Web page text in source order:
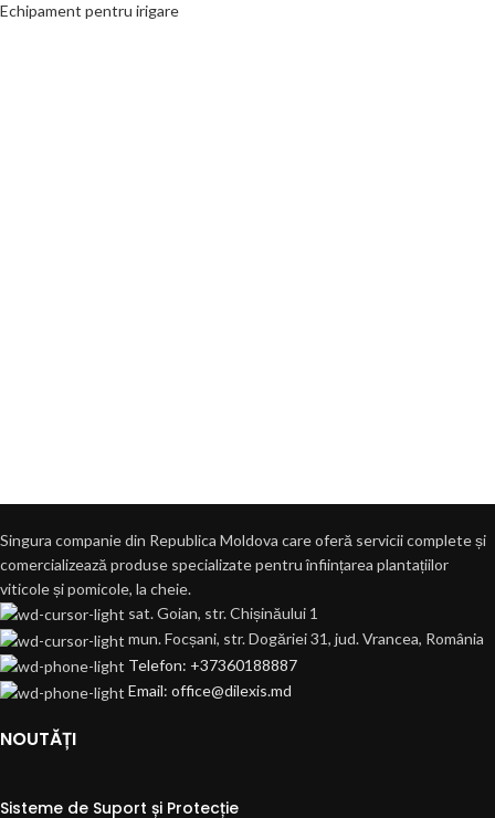
Echipament pentru irigare
Singura companie din Republica Moldova care oferă servicii complete și
comercializează produse specializate pentru înființarea plantațiilor
viticole și pomicole, la cheie.
sat. Goian, str. Chișinăului 1
mun. Focșani, str. Dogăriei 31, jud. Vrancea, România
Telefon: +37360188887
Email: office@dilexis.md
NOUTĂȚI
Sisteme de Suport și Protecție